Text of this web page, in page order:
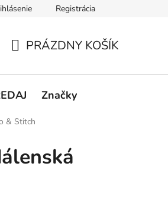
Podmienky ochrany osobných údajov
Registrácia
KOŠÍK
PRÁZDNY KOŠÍK
Značky
& Stitch